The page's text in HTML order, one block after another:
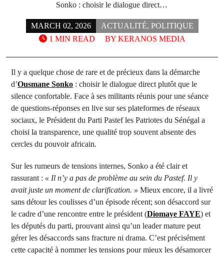
Sonko : choisir le dialogue direct…
MARCH 02, 2026 ACTUALITÉ, POLITIQUE
BY KERANOS MEDIA
1 MIN READ
Il y a quelque chose de rare et de précieux dans la démarche
d’Ousmane Sonko : choisir le dialogue direct plutôt que le
silence confortable. Face à ses militants réunis pour une séance
de questions-réponses en live sur ses plateformes de réseaux
sociaux, le Président du Parti Pastef les Patriotes du Sénégal a
choisi la transparence, une qualité trop souvent absente des
cercles du pouvoir africain.
Sur les rumeurs de tensions internes, Sonko a été clair et
rassurant : « Il n’y a pas de problème au sein du Pastef. Il y
avait juste un moment de clarification. » Mieux encore, il a livré
sans détour les coulisses d’un épisode récent; son désaccord sur
le cadre d’une rencontre entre le président (Diomaye FAYE) et
les députés du parti, prouvant ainsi qu’un leader mature peut
gérer les désaccords sans fracture ni drama. C’est précisément
cette capacité à nommer les tensions pour mieux les désamorcer